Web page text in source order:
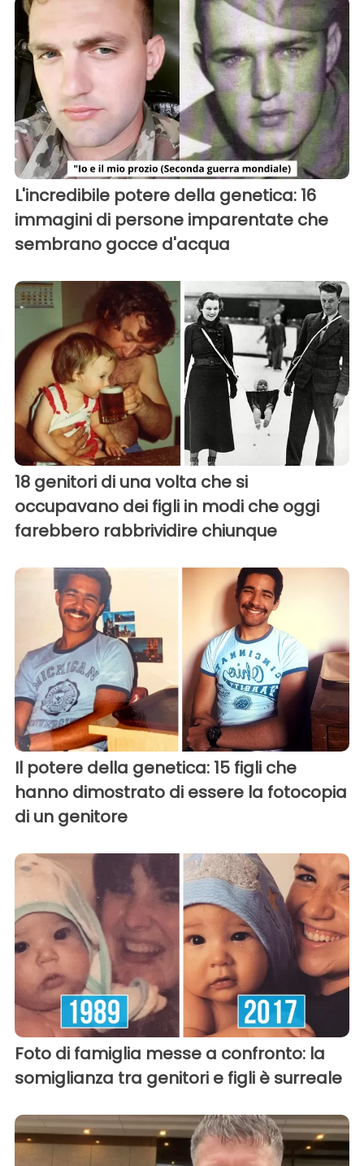
L'incredibile potere della genetica: 16
immagini di persone imparentate che
sembrano gocce d'acqua
18 genitori di una volta che si
occupavano dei figli in modi che oggi
farebbero rabbrividire chiunque
Il potere della genetica: 15 figli che
hanno dimostrato di essere la fotocopia
di un genitore
Foto di famiglia messe a confronto: la
somiglianza tra genitori e figli è surreale